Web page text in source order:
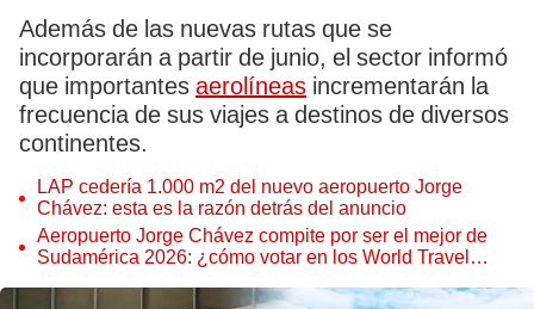
Además de las nuevas rutas que se
incorporarán a partir de junio, el sector informó
que importantes aerolíneas incrementarán la
frecuencia de sus viajes a destinos de diversos
continentes.
LAP cedería 1.000 m2 del nuevo aeropuerto Jorge
Chávez: esta es la razón detrás del anuncio
Aeropuerto Jorge Chávez compite por ser el mejor de
Sudamérica 2026: ¿cómo votar en los World Travel